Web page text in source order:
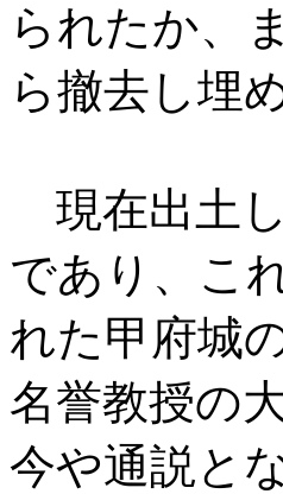
られたか、
ら撤去し埋
現在出土
であり、こ
れた甲府城
名誉教授の
今や通説と